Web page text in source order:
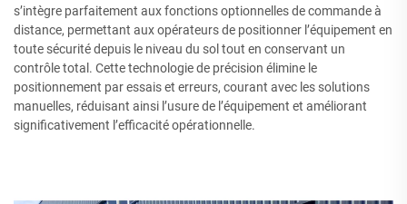
s’intègre parfaitement aux fonctions optionnelles de commande à
distance, permettant aux opérateurs de positionner l’équipement en
toute sécurité depuis le niveau du sol tout en conservant un
contrôle total. Cette technologie de précision élimine le
positionnement par essais et erreurs, courant avec les solutions
manuelles, réduisant ainsi l’usure de l’équipement et améliorant
significativement l’efficacité opérationnelle.